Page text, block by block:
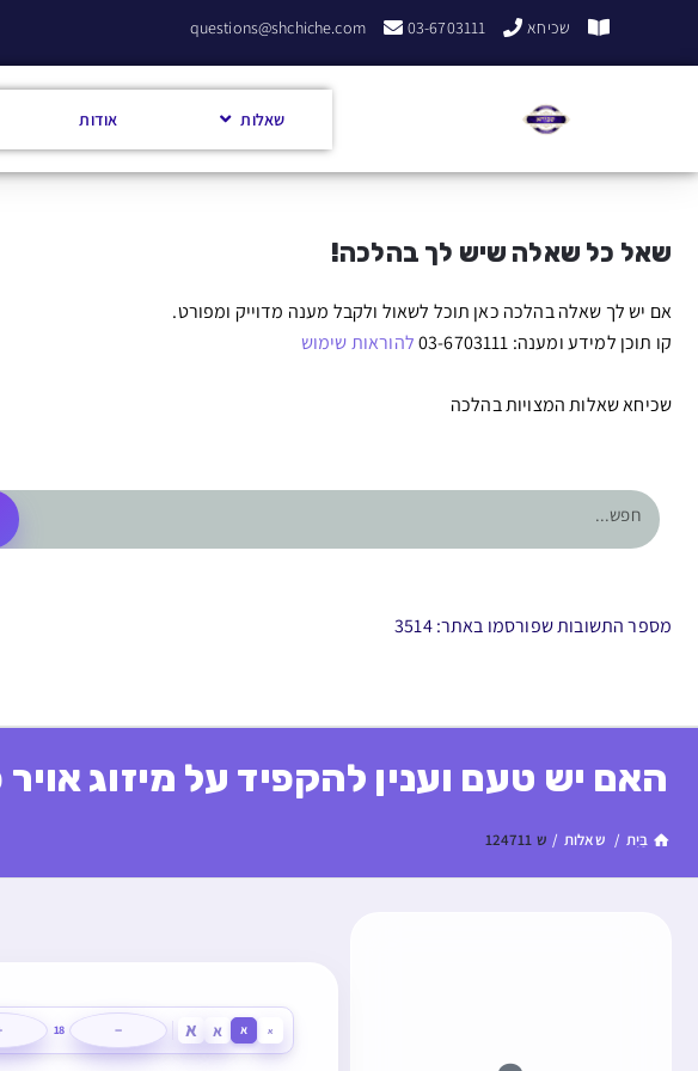
שכיחא 03-6703111
questions@shchiche.com
שאלות אודות
שאל כל שאלה שיש לך בהלכה!
אם יש לך שאלה בהלכה כאן תוכל לשאול ולקבל מענה מדוייק ומפורט.
קו תוכן למידע ומענה: 03-6703111
להוראות שימוש
שכיחא שאלות המצויות בהלכה
מספר התשובות שפורסמו באתר: 3514
האם יש טעם וענין להקפיד על מיזוג
בַּיִת / שאלות / ש 124711
א א א א −
18